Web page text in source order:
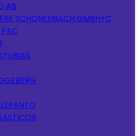
AB
SCHONENBACH GMBH+C
FAC